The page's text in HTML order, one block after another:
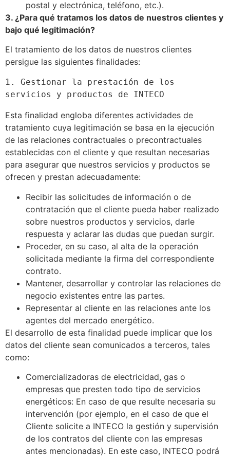
postal y electrónica, teléfono, etc.).
3. ¿Para qué tratamos los datos de nuestros clientes y
bajo qué legitimación?
El tratamiento de los datos de nuestros clientes
persigue las siguientes finalidades:
1. Gestionar la prestación de los
servicios y productos de INTECO
Esta finalidad engloba diferentes actividades de
tratamiento cuya legitimación se basa en la ejecución
de las relaciones contractuales o precontractuales
establecidas con el cliente y que resultan necesarias
para asegurar que nuestros servicios y productos se
ofrecen y prestan adecuadamente:
Recibir las solicitudes de información o de
contratación que el cliente pueda haber realizado
sobre nuestros productos y servicios, darle
respuesta y aclarar las dudas que puedan surgir.
Proceder, en su caso, al alta de la operación
solicitada mediante la firma del correspondiente
contrato.
Mantener, desarrollar y controlar las relaciones de
negocio existentes entre las partes.
Representar al cliente en las relaciones ante los
agentes del mercado energético.
El desarrollo de esta finalidad puede implicar que los
datos del cliente sean comunicados a terceros, tales
como:
Comercializadoras de electricidad, gas o
empresas que presten todo tipo de servicios
energéticos: En caso de que resulte necesaria su
intervención (por ejemplo, en el caso de que el
Cliente solicite a INTECO la gestión y supervisión
de los contratos del cliente con las empresas
antes mencionadas). En este caso, INTECO podrá